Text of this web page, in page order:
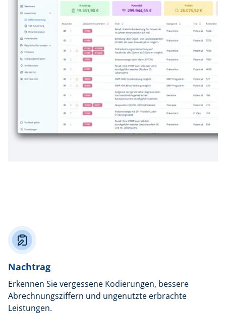
Nachtrag
Erkennen Sie vergessene Kodierungen, bessere
Abrechnungsziffern und ungenutzte erbrachte
Leistungen.